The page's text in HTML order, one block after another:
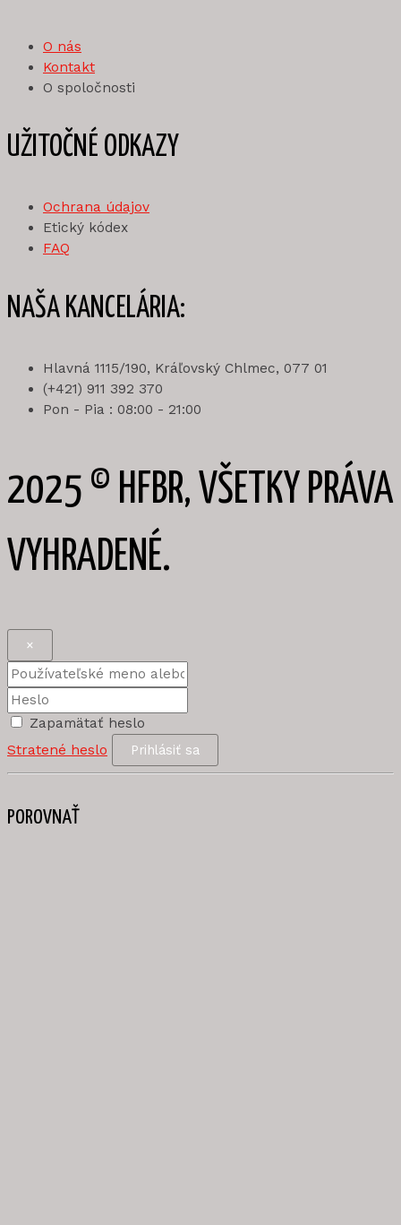
O nás
Kontakt
O spoločnosti
UŽITOČNÉ ODKAZY
Ochrana údajov
Etický kódex
FAQ
NAŠA KANCELÁRIA:
Hlavná 1115/190, Kráľovský Chlmec, 077 01
(+421) 911 392 370
Pon - Pia : 08:00 - 21:00
2025 © HFBR, VŠETKY PRÁVA
VYHRADENÉ.
×
Zapamätať heslo
Stratené heslo
Prihlásiť sa
POROVNAŤ